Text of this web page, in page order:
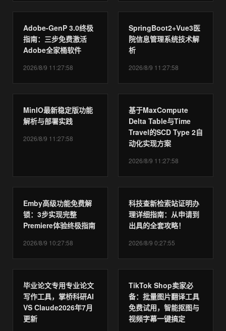
Adobe-GenP 3.0终极
指南：三步免费激活
Adobe全家桶软件
2026/8/9 11:27:58
SpringBoot2+Vue3医
院信息管理系统技术解
析
2026/8/9 11:27:58
MinIO最新稳定版功能
解析与部署实践
2026/8/9 11:27:58
基于MaxCompute
Delta Table与Time
Travel的SCD Type 2自
动化实现方案
2026/8/9 11:27:58
Emby高级功能免费解
锁：3步实现完整
Premiere体验终极指南
2026/8/9 10:27:58
科技查新检索站证明办
理详细指南：从申请到
出具的全套攻略！
2026/8/9 0:27:55
毕业论文专用专业论文
写作工具，掌桥科研AI
VS Claude2026年7月
更新
TikTok Shop卖家必
备：批量图片翻译工具
免费试用，智能抠图与
视频字幕一键搞定